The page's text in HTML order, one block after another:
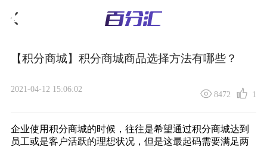
【积分商城】积分商城商品选择方法有哪些？
2021-04-12 15:06:02
8472 1
企业使用积分商城的时候，往往是希望通过积分商城达到
员工或是客户活跃的理想状况，但是这最起码需要满足两